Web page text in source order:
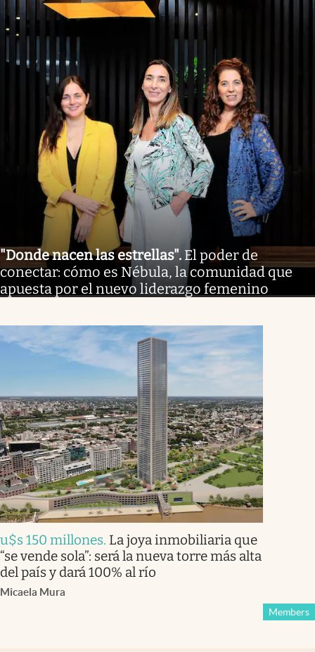
"Donde nacen las estrellas". El poder de
conectar: cómo es Nébula, la comunidad que
apuesta por el nuevo liderazgo femenino
u$s 150 millones. La joya inmobiliaria que
“se vende sola”: será la nueva torre más alta
del país y dará 100% al río
Micaela Mura
Members